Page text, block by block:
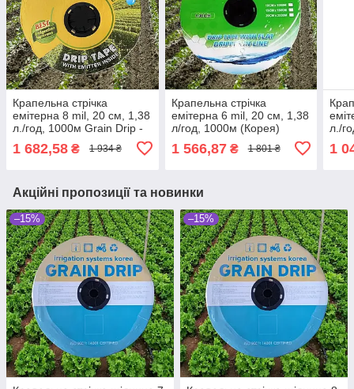
Крапельна стрічка
емітерна 8 mil, 20 см, 1,38
л./год, 1000м Grain Drip -
1 682,58 ₴ 1 934 ₴
Крапельна стрічка
емітерна 6 mil, 20 см, 1,38
л/год, 1000м (Корея)
1 566,87₴ 1 801 ₴
л./
1
Акційні пропозиції та новинки
–15% –15%